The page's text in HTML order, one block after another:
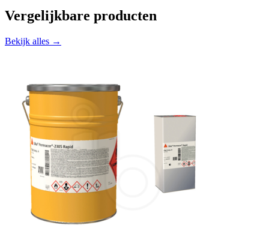
Vergelijkbare producten
Bekijk alles →